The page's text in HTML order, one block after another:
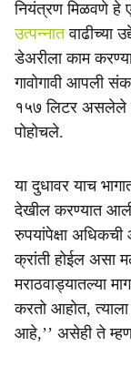
नियंत्रण मिळवणे हे
उत्पन्नातवाढीच्या
डेअरीला काम
गावोगावी आपली
१५७ लिटर
पोहोचले.
या दुधावर याच
देखील करण्यात
रुपयांपेक्षा
क्रांती होईल असा
मराठवाड्यातल्या
करतो आहोत,
आहे,’’ असेही ते